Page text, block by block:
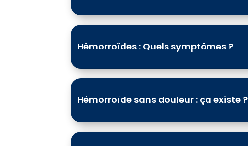
Hémorroïdes : Quels symptômes ?
Hémorroïde sans douleur : ça existe ?